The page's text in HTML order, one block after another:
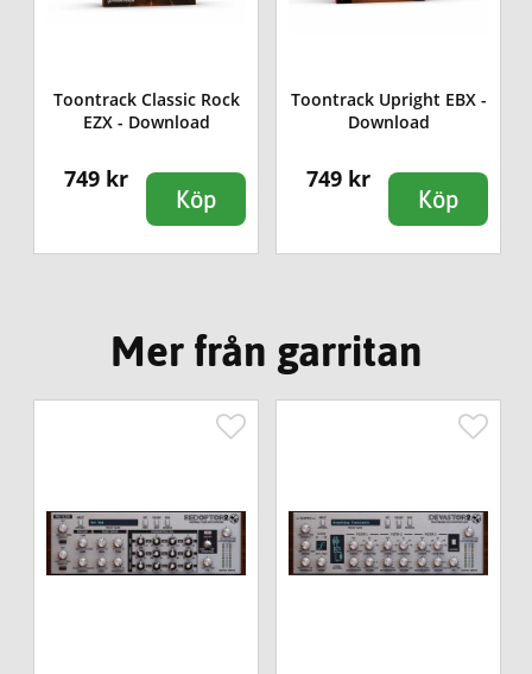
Toontrack Classic Rock
EZX - Download
749 kr
Köp
Toontrack Upright EBX -
Download
749 kr
Köp
Mer från garritan